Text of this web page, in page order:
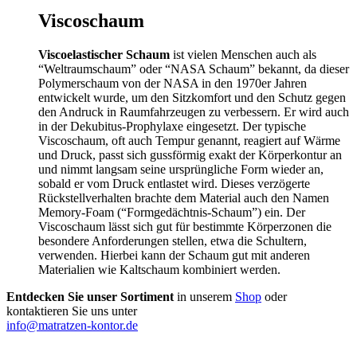
Viscoschaum
Viscoelastischer Schaum ist vielen Menschen auch als
“Weltraumschaum” oder “NASA Schaum” bekannt, da dieser
Polymerschaum von der NASA in den 1970er Jahren
entwickelt wurde, um den Sitzkomfort und den Schutz gegen
den Andruck in Raumfahrzeugen zu verbessern. Er wird auch
in der Dekubitus-Prophylaxe eingesetzt. Der typische
Viscoschaum, oft auch Tempur genannt, reagiert auf Wärme
und Druck, passt sich gussförmig exakt der Körperkontur an
und nimmt langsam seine ursprüngliche Form wieder an,
sobald er vom Druck entlastet wird. Dieses verzögerte
Rückstellverhalten brachte dem Material auch den Namen
Memory-Foam (“Formgedächtnis-Schaum”) ein. Der
Viscoschaum lässt sich gut für bestimmte Körperzonen die
besondere Anforderungen stellen, etwa die Schultern,
verwenden. Hierbei kann der Schaum gut mit anderen
Materialien wie Kaltschaum kombiniert werden.
Entdecken Sie unser Sortiment in unserem Shop oder
kontaktieren Sie uns unter
info@matratzen-kontor.de